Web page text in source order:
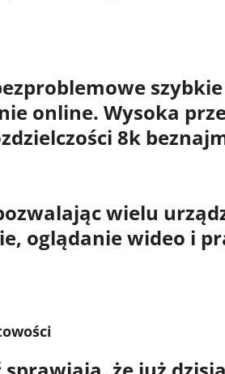
online. Wysoka
8k
wielu
oglądanie wideo i